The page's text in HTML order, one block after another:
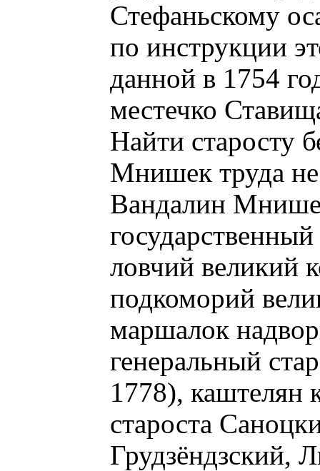
Стефаньскому
по инструкции
данной в 1754
местечко
Найти старосту
Мнишек труда
Вандалин
ловчий великий
подкоморий
маршалок
генеральный
1778), каштелян
староста
Грудзёндзский,